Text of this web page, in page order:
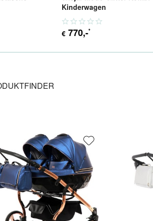
Kinderwagen
€ 770,-*